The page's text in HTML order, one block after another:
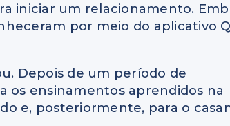
iniciar um relacionamento.
por meio do aplicativo
Depois de um período de
os ensinamentos aprendidos na
e, posteriormente, para o